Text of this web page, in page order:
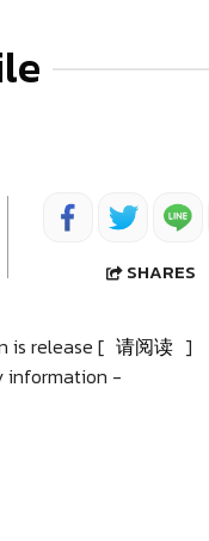
SHARES
is release [ 请阅读 ]
information -